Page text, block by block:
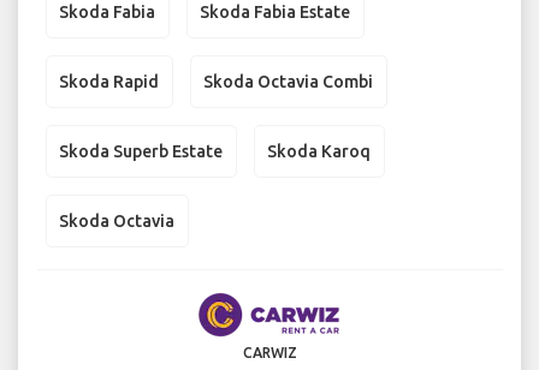
Skoda Fabia Skoda Fabia Estate
Skoda Rapid Skoda Octavia Combi
Skoda Superb Estate Skoda Karoq
Skoda Octavia
CARWIZ